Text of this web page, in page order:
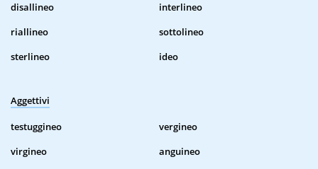
disallineo
interlineo
riallineo
sottolineo
sterlineo
ideo
Aggettivi
testuggineo
vergineo
virgineo
anguineo